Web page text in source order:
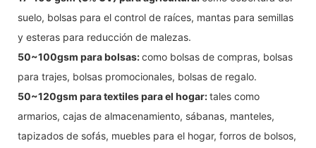
suelo, bolsas para el control de raíces, mantas para semillas
y esteras para reducción de malezas.
50~100gsm para bolsas:como bolsas de compras, bolsas
para trajes, bolsas promocionales, bolsas de regalo.
50~120gsm para textiles para el hogar:tales como
armarios, cajas de almacenamiento, sábanas, manteles,
tapizados de sofás, muebles para el hogar, forros de bolsos,